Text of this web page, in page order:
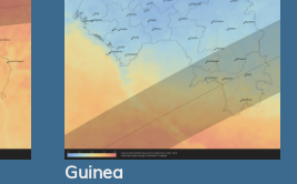
Guinea